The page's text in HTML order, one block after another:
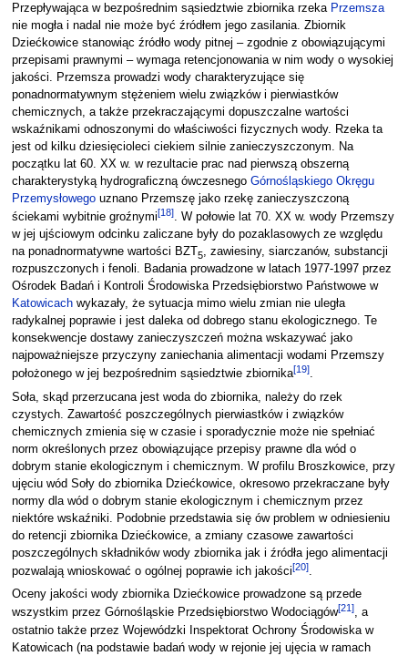
Przepływająca w bezpośrednim sąsiedztwie zbiornika rzeka Przemsza
nie mogła i nadal nie może być źródłem jego zasilania. Zbiornik
Dziećkowice stanowiąc źródło wody pitnej – zgodnie z obowiązującymi
przepisami prawnymi – wymaga retencjonowania w nim wody o wysokiej
jakości. Przemsza prowadzi wody charakteryzujące się
ponadnormatywnym stężeniem wielu związków i pierwiastków
chemicznych, a także przekraczającymi dopuszczalne wartości
wskaźnikami odnoszonymi do właściwości fizycznych wody. Rzeka ta
jest od kilku dziesięcioleci ciekiem silnie zanieczyszczonym. Na
początku lat 60. XX w. w rezultacie prac nad pierwszą obszerną
charakterystyką hydrograficzną ówczesnego Górnośląskiego Okręgu
Przemysłowegouznano Przemszę jako rzekę zanieczyszczoną
ściekami wybitnie groźnymi[18]. W połowie lat 70. XX w. wody Przemszy
w jej ujściowym odcinku zaliczane były do pozaklasowych ze względu
na ponadnormatywne wartości BZT
5, zawiesiny, siarczanów, substancji
rozpuszczonych i fenoli. Badania prowadzone w latach 1977-1997 przez
Ośrodek Badań i Kontroli Środowiska Przedsiębiorstwo Państwowe w
Katowicachwykazały, że sytuacja mimo wielu zmian nie uległa
radykalnej poprawie i jest daleka od dobrego stanu ekologicznego. Te
konsekwencje dostawy zanieczyszczeń można wskazywać jako
najpoważniejsze przyczyny zaniechania alimentacji wodami Przemszy
położonego w jej bezpośrednim sąsiedztwie zbiornika[19].
Soła, skąd przerzucana jest woda do zbiornika, należy do rzek
czystych. Zawartość poszczególnych pierwiastków i związków
chemicznych zmienia się w czasie i sporadycznie może nie spełniać
norm określonych przez obowiązujące przepisy prawne dla wód o
dobrym stanie ekologicznym i chemicznym. W profilu Broszkowice, przy
ujęciu wód Soły do zbiornika Dziećkowice, okresowo przekraczane były
normy dla wód o dobrym stanie ekologicznym i chemicznym przez
niektóre wskaźniki. Podobnie przedstawia się ów problem w odniesieniu
do retencji zbiornika Dziećkowice, a zmiany czasowe zawartości
poszczególnych składników wody zbiornika jak i źródła jego alimentacji
pozwalają wnioskować o ogólnej poprawie ich jakości[20].
Oceny jakości wody zbiornika Dziećkowice prowadzone są przede
wszystkim przez Górnośląskie Przedsiębiorstwo Wodociągów[21], a
ostatnio także przez Wojewódzki Inspektorat Ochrony Środowiska w
Katowicach (na podstawie badań wody w rejonie jej ujęcia w ramach